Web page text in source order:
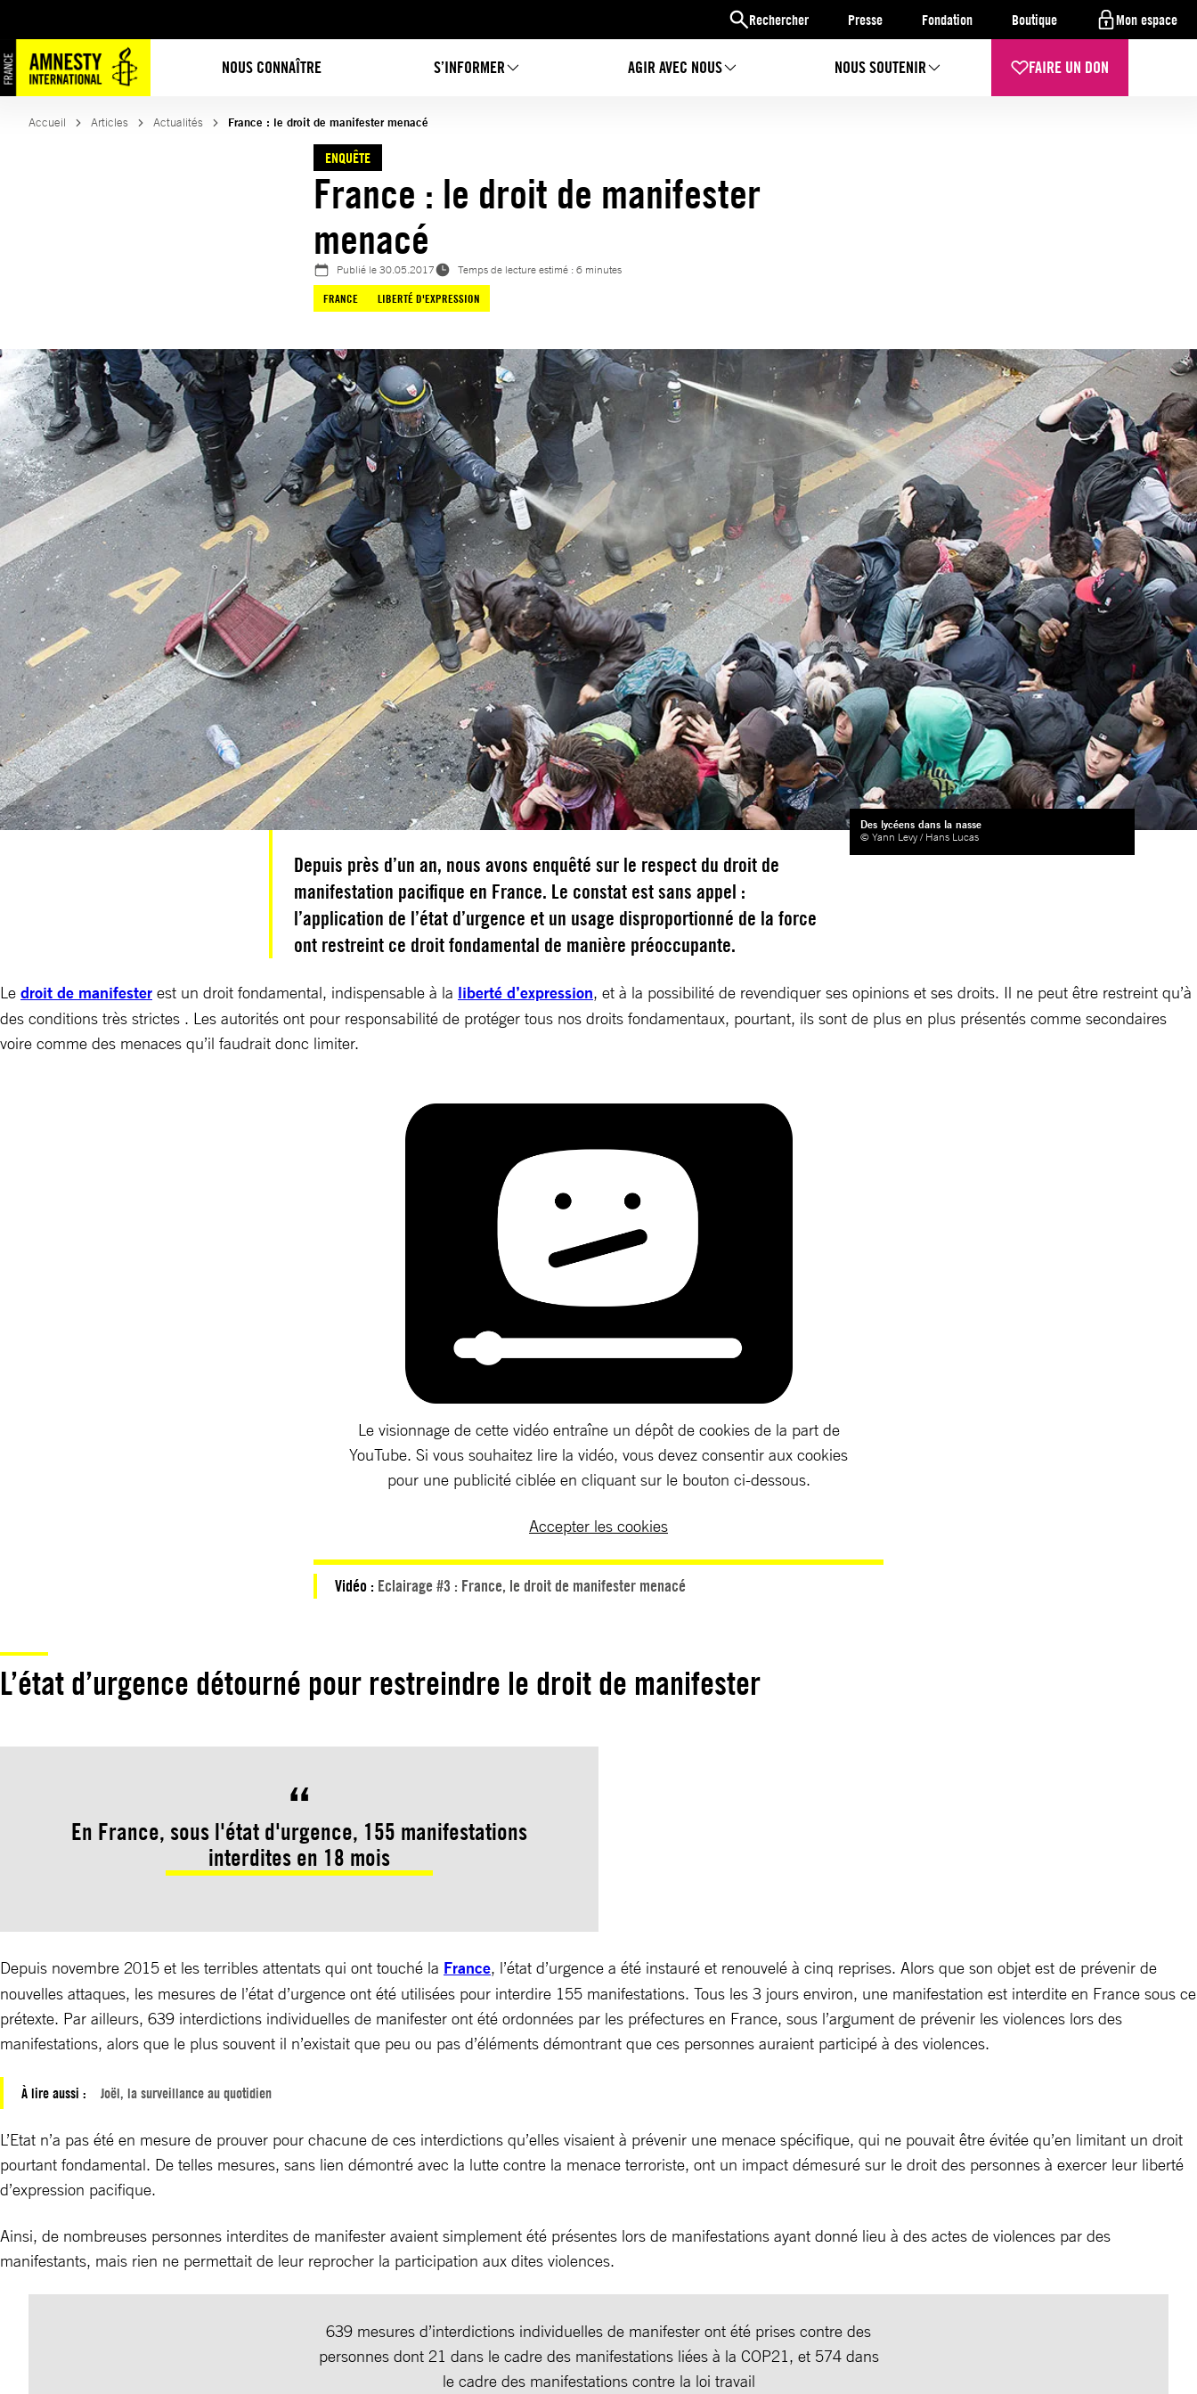
Rechercher Presse Fondation Boutique Mon espace
NOUS CONNAÎTRE S’INFORMER AGIR AVEC NOUS NOUS SOUTENIR FAIRE UN DON
au
contenu
Accueil Articles Actualités France : le droit de manifester menacé
ENQUÊTE
France : le droit de manifester
menacé
Publié le30.05.2017
Temps de lecture estimé : 6 minutes
FRANCE
LIBERTÉ D'EXPRESSION
Des lycéens dans la nasse
© Yann Levy / Hans Lucas
Depuis près d’un an, nous avons enquêté sur le respect du droit de
manifestation pacifique en France. Le constat est sans appel :
l’application de l’état d’urgence et un usage disproportionné de la force
ont restreint ce droit fondamental de manière préoccupante.
Le droit de manifester est un droit fondamental, indispensable à la liberté d’expression, et à la possibilité de revendiquer ses opinions et ses droits. Il ne peut être restreint qu’à
des conditions très strictes . Les autorités ont pour responsabilité de protéger tous nos droits fondamentaux, pourtant, ils sont de plus en plus présentés comme secondaires
voire comme des menaces qu’il faudrait donc limiter.
Le visionnage de cette vidéo entraîne un dépôt de cookies de la part de
YouTube. Si vous souhaitez lire la vidéo, vous devez consentir aux cookies
pour une publicité ciblée en cliquant sur le bouton ci-dessous.
Accepter les cookies
Vidéo : Eclairage #3 : France, le droit de manifester menacé
L’état d’urgence détourné pour restreindre le droit de manifester
En France, sous l'état d'urgence, 155 manifestations
interdites en 18 mois
Depuis novembre 2015 et les terribles attentats qui ont touché la France, l’état d’urgence a été instauré et renouvelé à cinq reprises. Alors que son objet est de prévenir de
nouvelles attaques, les mesures de l’état d’urgence ont été utilisées pour interdire 155 manifestations. Tous les 3 jours environ, une manifestation est interdite en France sous ce
prétexte. Par ailleurs, 639 interdictions individuelles de manifester ont été ordonnées par les préfectures en France, sous l’argument de prévenir les violences lors des
manifestations, alors que le plus souvent il n’existait que peu ou pas d’éléments démontrant que ces personnes auraient participé à des violences.
À lire aussi : Joël, la surveillance au quotidien
L’Etat n’a pas été en mesure de prouver pour chacune de ces interdictions qu’elles visaient à prévenir une menace spécifique, qui ne pouvait être évitée qu’en limitant un droit
pourtant fondamental. De telles mesures, sans lien démontré avec la lutte contre la menace terroriste, ont un impact démesuré sur le droit des personnes à exercer leur liberté
d’expression pacifique.
Ainsi, de nombreuses personnes interdites de manifester avaient simplement été présentes lors de manifestations ayant donné lieu à des actes de violences par des
manifestants, mais rien ne permettait de leur reprocher la participation aux dites violences.
639 mesures d’interdictions individuelles de manifester ont été prises contre des
personnes dont 21 dans le cadre des manifestations liées à la COP21, et 574 dans
le cadre des manifestations contre la loi travail